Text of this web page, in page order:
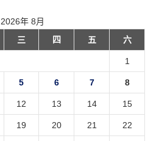
2026年 8月
三 四 五 六
1
5 6 7 8
12 13 14 15
19 20 21 22